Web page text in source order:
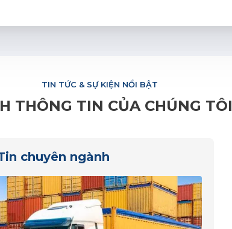
TIN TỨC & SỰ KIỆN NỔI BẬT
THÔNG TIN CỦA CHÚNG TÔI
chuyên ngành